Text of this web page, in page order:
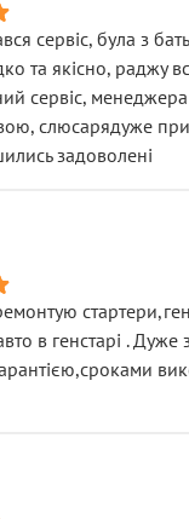
сервіс, була з
та якісно, раджу
сервіс, менеджера
слюсарядуже
задоволені
в генстарі .